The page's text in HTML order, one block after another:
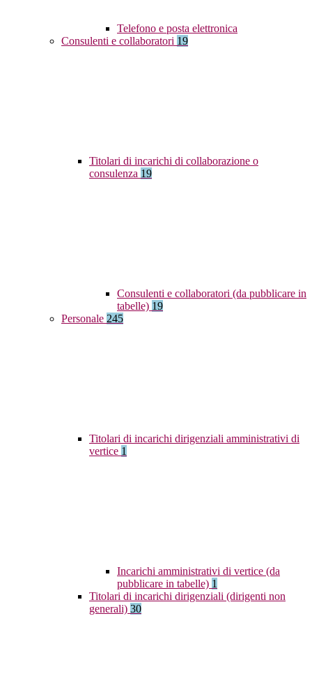
Telefono e posta elettronica
Consulenti e collaboratori 19
Titolari di incarichi di collaborazione o
consulenza 19
Consulenti e collaboratori (da pubblicare in
tabelle) 19
Personale 245
Titolari di incarichi dirigenziali amministrativi di
vertice 1
Incarichi amministrativi di vertice (da
pubblicare in tabelle) 1
Titolari di incarichi dirigenziali (dirigenti non
generali) 30